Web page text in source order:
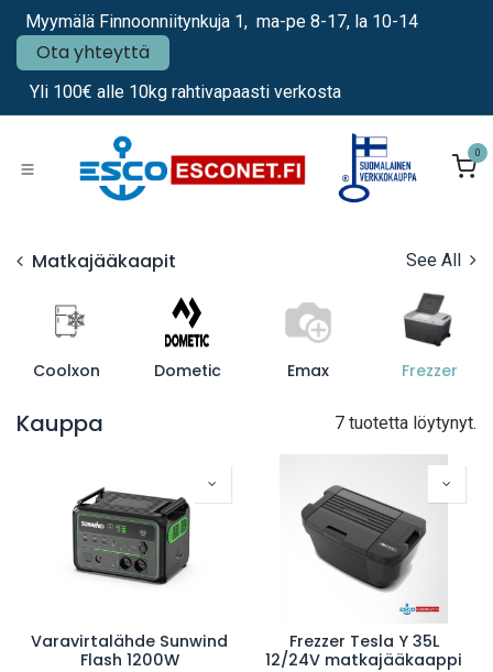
Siirry sisältöön
Myymälä Finnoonniitynkuja 1, ma-pe 8-17, la 10-14
Ota yhteyttä
Yli 100€ alle 10kg rahtivapaasti verkosta
0
Matkajääkaapit See All
Coolxon Dometic Emax Frezzer
Kauppa 7 tuotetta löytynyt.
Varavirtalähde Sunwind
Flash 1200W
Frezzer Tesla Y 35L
12/24V matkajääkaappi